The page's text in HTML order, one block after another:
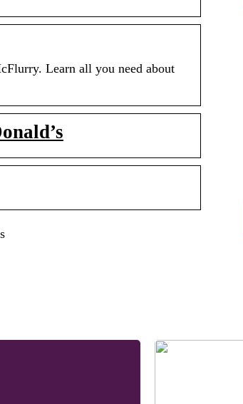
Learn all you need about